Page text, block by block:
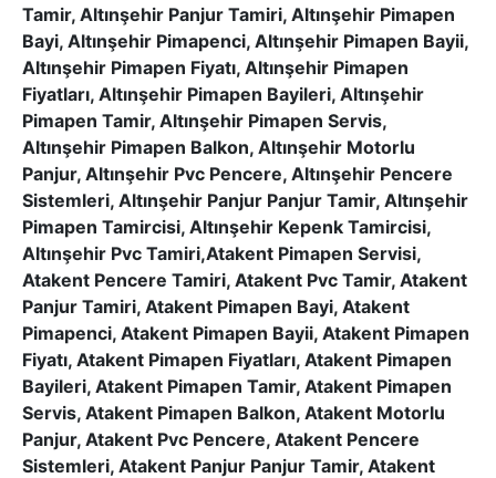
Tamir, Altınşehir Panjur Tamiri, Altınşehir Pimapen
Bayi, Altınşehir Pimapenci, Altınşehir Pimapen Bayii,
Altınşehir Pimapen Fiyatı, Altınşehir Pimapen
Fiyatları, Altınşehir Pimapen Bayileri, Altınşehir
Pimapen Tamir, Altınşehir Pimapen Servis,
Altınşehir Pimapen Balkon, Altınşehir Motorlu
Panjur, Altınşehir Pvc Pencere, Altınşehir Pencere
Sistemleri, Altınşehir Panjur Panjur Tamir, Altınşehir
Pimapen Tamircisi, Altınşehir Kepenk Tamircisi,
Altınşehir Pvc Tamiri,Atakent Pimapen Servisi,
Atakent Pencere Tamiri, Atakent Pvc Tamir, Atakent
Panjur Tamiri, Atakent Pimapen Bayi, Atakent
Pimapenci, Atakent Pimapen Bayii, Atakent Pimapen
Fiyatı, Atakent Pimapen Fiyatları, Atakent Pimapen
Bayileri, Atakent Pimapen Tamir, Atakent Pimapen
Servis, Atakent Pimapen Balkon, Atakent Motorlu
Panjur, Atakent Pvc Pencere, Atakent Pencere
Sistemleri, Atakent Panjur Panjur Tamir, Atakent